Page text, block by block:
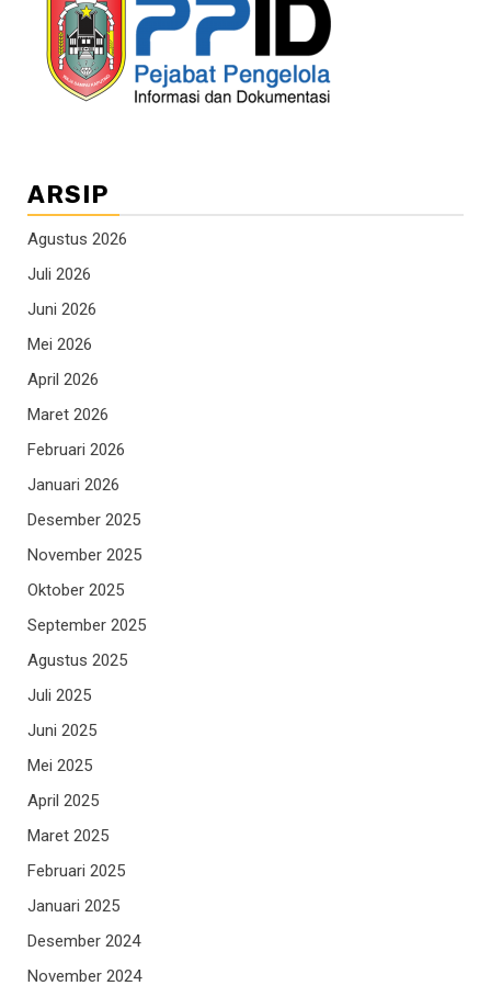
ARSIP
Agustus 2026
Juli 2026
Juni 2026
Mei 2026
April 2026
Maret 2026
Februari 2026
Januari 2026
Desember 2025
November 2025
Oktober 2025
September 2025
Agustus 2025
Juli 2025
Juni 2025
Mei 2025
April 2025
Maret 2025
Februari 2025
Januari 2025
Desember 2024
November 2024